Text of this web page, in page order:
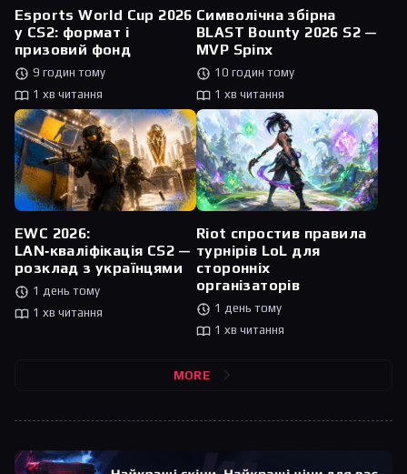
Esports World Cup 2026
у CS2: формат і
призовий фонд
9 годин тому
1 хв читання
Символічна збірна
BLAST Bounty 2026 S2 —
MVP Spinx
10 годин тому
1 хв читання
EWC 2026:
LAN‑кваліфікація CS2 —
розклад з українцями
1 день тому
1 хв читання
Riot спростив правила
турнірів LoL для
сторонніх
організаторів
1 день тому
1 хв читання
MORE